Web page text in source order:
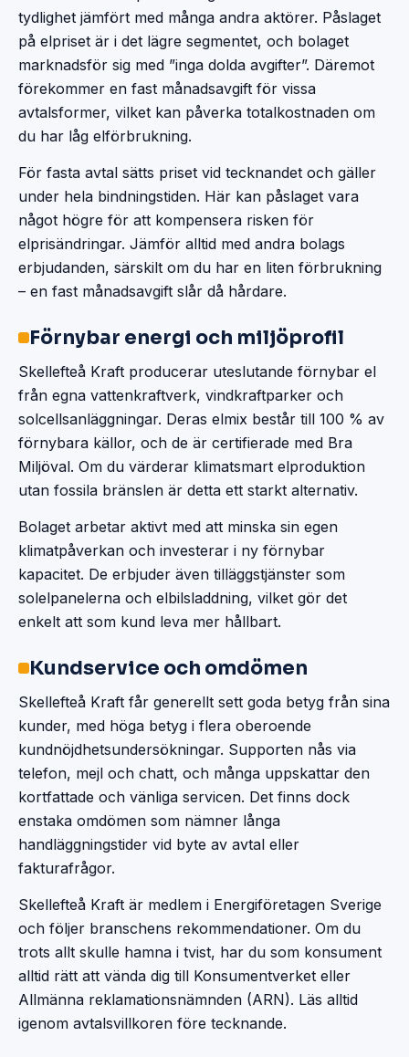
tydlighet jämfört med många andra aktörer. Påslaget
på elpriset är i det lägre segmentet, och bolaget
marknadsför sig med ”inga dolda avgifter”. Däremot
förekommer en fast månadsavgift för vissa
avtalsformer, vilket kan påverka totalkostnaden om
du har låg elförbrukning.
För fasta avtal sätts priset vid tecknandet och gäller
under hela bindningstiden. Här kan påslaget vara
något högre för att kompensera risken för
elprisändringar. Jämför alltid med andra bolags
erbjudanden, särskilt om du har en liten förbrukning
– en fast månadsavgift slår då hårdare.
Förnybar energi och miljöprofil
Skellefteå Kraft producerar uteslutande förnybar el
från egna vattenkraftverk, vindkraftparker och
solcellsanläggningar. Deras elmix består till 100 % av
förnybara källor, och de är certifierade med Bra
Miljöval. Om du värderar klimatsmart elproduktion
utan fossila bränslen är detta ett starkt alternativ.
Bolaget arbetar aktivt med att minska sin egen
klimatpåverkan och investerar i ny förnybar
kapacitet. De erbjuder även tilläggstjänster som
solelpanelerna och elbilsladdning, vilket gör det
enkelt att som kund leva mer hållbart.
Kundservice och omdömen
Skellefteå Kraft får generellt sett goda betyg från sina
kunder, med höga betyg i flera oberoende
kundnöjdhetsundersökningar. Supporten nås via
telefon, mejl och chatt, och många uppskattar den
kortfattade och vänliga servicen. Det finns dock
enstaka omdömen som nämner långa
handläggningstider vid byte av avtal eller
fakturafrågor.
Skellefteå Kraft är medlem i Energiföretagen Sverige
och följer branschens rekommendationer. Om du
trots allt skulle hamna i tvist, har du som konsument
alltid rätt att vända dig till Konsumentverket eller
Allmänna reklamationsnämnden (ARN). Läs alltid
igenom avtalsvillkoren före tecknande.